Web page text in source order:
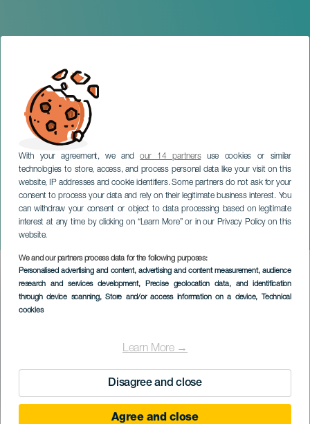
With your agreement, we andour 14 partnersuse cookies or similar
technologies to store, access, and process personal data like your visit on this
website, IP addresses and cookie identifiers. Some partners do not ask for your
consent to process your data and rely on their legitimate business interest. You
can withdraw your consent or object to data processing based on legitimate
interest at any time by clicking on “Learn More” or in our Privacy Policy on this
website.
We and our partners process data for the following purposes:
Personalised advertising and content, advertising and content measurement, audience
research and services development, Precise geolocation data, and identification
through device scanning, Store and/or access information on a device, Technical
cookies
Learn More →
Disagree and close
Agree and close
Antonia San Juan: La ropa
vieja de Cuca
TENERIFE
Imagen
Listado